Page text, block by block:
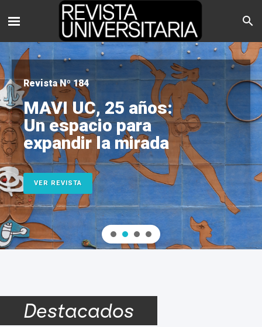
Revista Nº 184
MAVI UC, 25 años:
Un espacio para
expandir la mirada
VER REVISTA
Destacados